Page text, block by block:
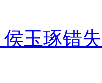
玉琢错